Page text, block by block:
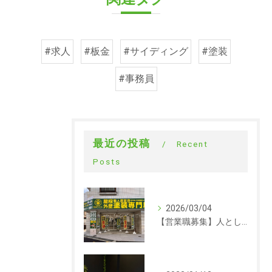
#求人 #板金 #サイディング #塗装
#事務員
最近の投稿
Recent
Posts
2026/03/04